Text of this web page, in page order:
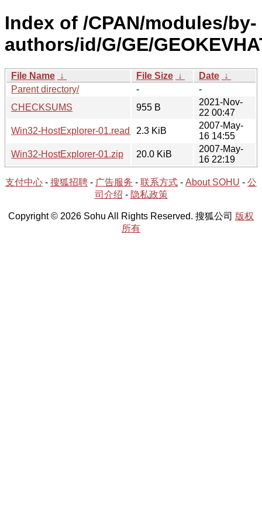
Index of /CPAN/modules/by-
authors/id/G/GE/
File Name ↓ File Size ↓ Date ↓
Parent directory/
-
-
CHECKSUMS
955 B
2021-Nov-
22 00:47
Win32-HostExplorer-01.readme2.3 KiB
2007-May-
16 14:55
Win32-HostExplorer-01.zip
20.0 KiB
2007-May-
16 22:19
支付中心 - 搜狐招聘 - 广告服务 - 联系方式 - About SOHU - 公
司介绍 - 隐私政策
Copyright © 2026 Sohu All Rights Reserved. 搜狐公司 版权
所有